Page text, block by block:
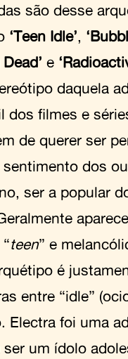
são desse
‘Teen Idle’,
e
daquela
dos filmes e
de querer ser
dos
ser a popular
teen” e
é
entre “idle”
Electra foi uma
um ídolo